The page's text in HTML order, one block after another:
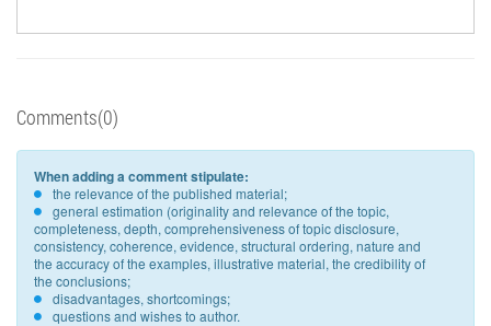
Comments(0)
When adding a comment stipulate:
the relevance of the published material;
general estimation (originality and relevance of the topic,
completeness, depth, comprehensiveness of topic disclosure,
consistency, coherence, evidence, structural ordering, nature and
the accuracy of the examples, illustrative material, the credibility of
the conclusions;
disadvantages, shortcomings;
questions and wishes to author.